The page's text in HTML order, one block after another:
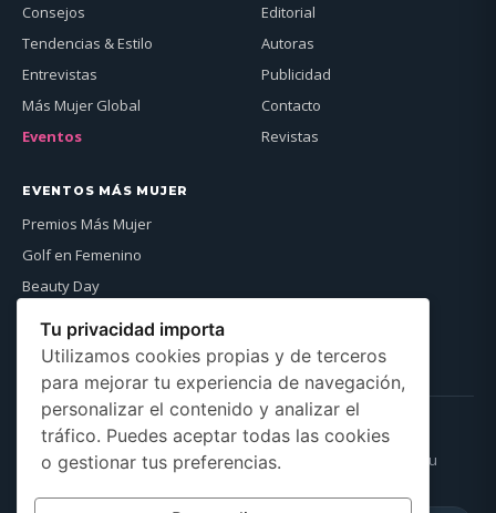
Consejos
Tendencias & Estilo
Entrevistas
Más Mujer Global
Eventos
Editorial
Autoras
Publicidad
Contacto
Revistas
EVENTOS MÁS MUJER
Premios Más Mujer
Golf en Femenino
Beauty Day
Ver agenda →
NEWSLETTER
Recibe cada semana lo mejor de la revista directamente en tu
Tu privacidad importa
Utilizamos cookies propias y de terceros
para mejorar tu experiencia de navegación,
personalizar el contenido y analizar el
tráfico. Puedes aceptar todas las cookies
o gestionar tus preferencias.